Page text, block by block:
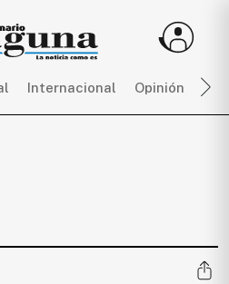
Internacional Opinión